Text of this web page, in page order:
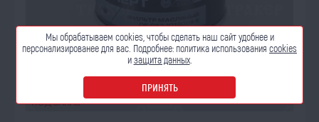
ПОД ЗАКАЗ
Мы обрабатываем cookies, чтобы сделать наш сайтудобнее и
персонализированее для вас. Подробнее: политика использования cookies
изащита данных.
ПРИНЯТЬ